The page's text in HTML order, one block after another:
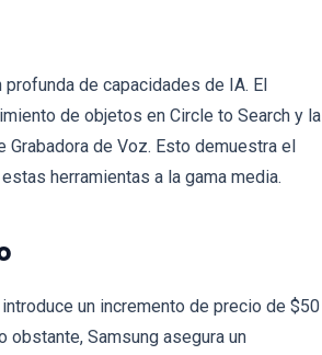
de capacidades de IA. El
de objetos en Circle to Search y la
de Voz. Esto demuestra el
herramientas a la gama media.
un incremento de precio de $50
obstante, Samsung asegura un